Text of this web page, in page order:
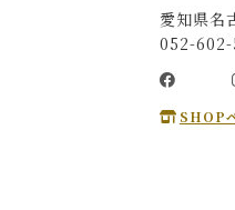
愛知県名
052-
SHOP